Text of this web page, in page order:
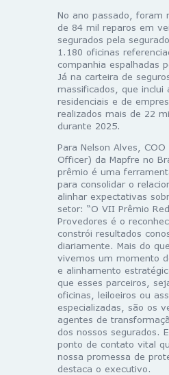
No ano passado, foram
de 84 mil reparos em
segurados pela
1.180 oficinas
companhia espalhadas
Já na carteira de
massificados, que inclui
residenciais e de
realizados mais de 22
durante 2025.
Para Nelson Alves,
Officer) da Mapfre no
prêmio é uma
para consolidar o
alinhar expectativas
setor: “O VII Prêmio
Provedores é o
constrói resultados
diariamente. Mais do
vivemos um momento
e alinhamento
que esses parceiros,
oficinas, leiloeiros ou
especializadas, são os
agentes de
dos nossos segurados.
ponto de contato vital
nossa promessa de
destaca o executivo.